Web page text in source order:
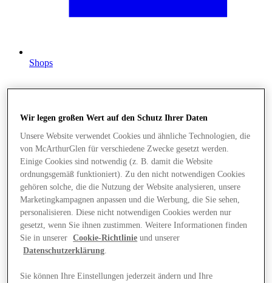
Shops
Wir legen großen Wert auf den Schutz Ihrer Daten
Unsere Website verwendet Cookies und ähnliche Technologien, die
von McArthurGlen für verschiedene Zwecke gesetzt werden.
Einige Cookies sind notwendig (z. B. damit die Website
ordnungsgemäß funktioniert). Zu den nicht notwendigen Cookies
gehören solche, die die Nutzung der Website analysieren, unsere
Marketingkampagnen anpassen und die Werbung, die Sie sehen,
personalisieren. Diese nicht notwendigen Cookies werden nur
gesetzt, wenn Sie ihnen zustimmen. Weitere Informationen finden
Sie in unserer
Cookie-Richtlinie und unserer
Datenschutzerklärung
Sie können Ihre Einstellungen jederzeit ändern und Ihre